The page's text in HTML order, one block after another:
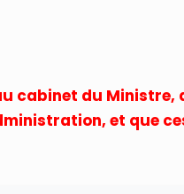
cabinet du
et que